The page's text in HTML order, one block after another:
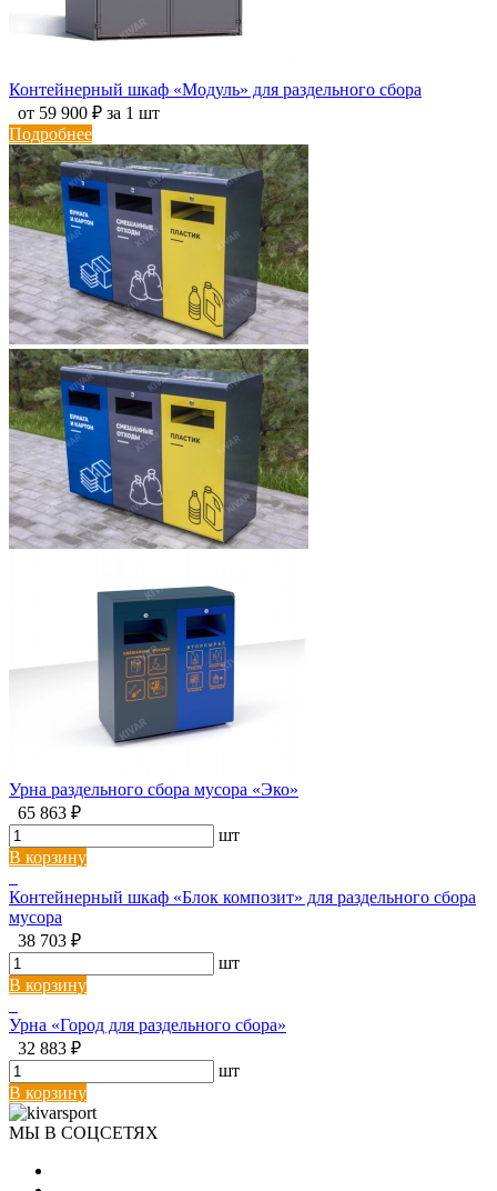
Контейнерный шкаф «Модуль» для раздельного сбора
от 59 900 ₽ за 1 шт
Подробнее
Урна раздельного сбора мусора «Эко»
65 863 ₽
шт
В корзину
Контейнерный шкаф «Блок композит» для раздельного сбора
мусора
38 703 ₽
шт
В корзину
Урна «Город для раздельного сбора»
32 883 ₽
шт
В корзину
МЫ В СОЦСЕТЯХ